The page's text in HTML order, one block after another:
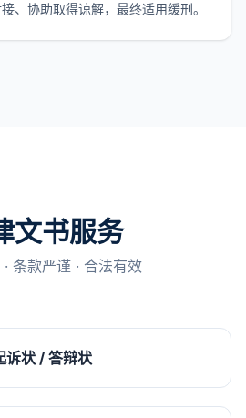
、协助取得谅解，最终适用缓刑。
文书服务
条款严谨 · 合法有效
诉状 / 答辩状